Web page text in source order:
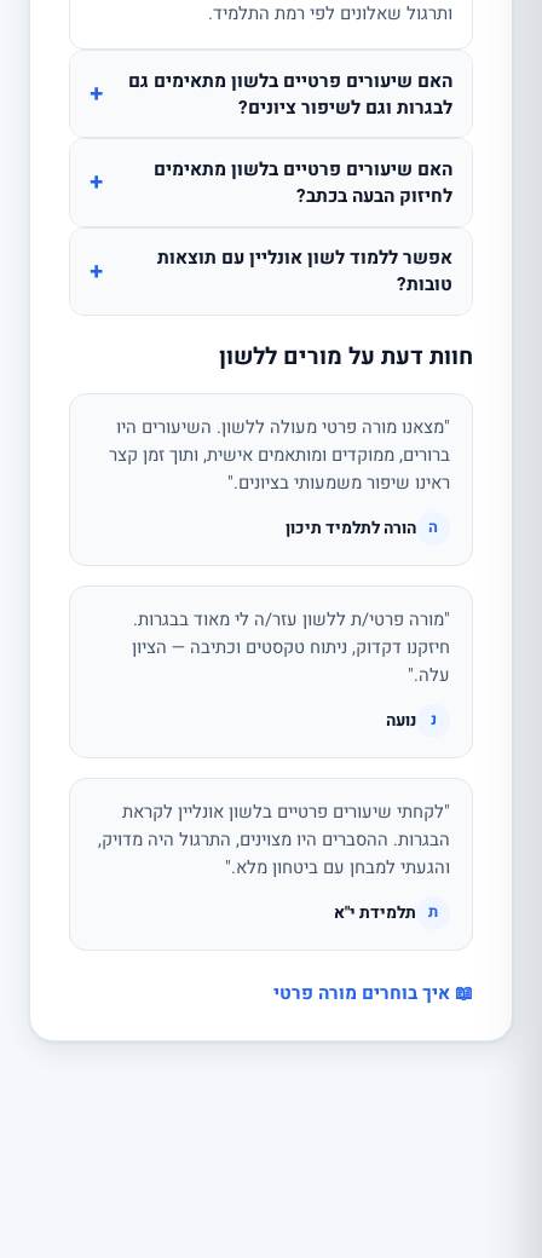
ותרגול שאלונים לפי רמת התלמיד.
האם שיעורים פרטיים בלשון מתאימים גם
לבגרות וגם לשיפור ציונים?
+
האם שיעורים פרטיים בלשון מתאימים
לחיזוק הבעה בכתב?
+
אפשר ללמוד לשון אונליין עם תוצאות
טובות?
+
חוות דעת על מורים ללשון
"מצאנו מורה פרטי מעולה ללשון. השיעורים היו
ברורים, ממוקדים ומותאמים אישית, ותוך זמן קצר
ראינו שיפור משמעותי בציונים."
ה הורה לתלמיד תיכון
"מורה פרטי/ת ללשון עזר/ה לי מאוד בבגרות.
חיזקנו דקדוק, ניתוח טקסטים וכתיבה — הציון
עלה."
נ נועה
"לקחתי שיעורים פרטיים בלשון אונליין לקראת
הבגרות. ההסברים היו מצוינים, התרגול היה מדויק,
והגעתי למבחן עם ביטחון מלא."
ת תלמידת י"א
📖 איך בוחרים מורה פרטי